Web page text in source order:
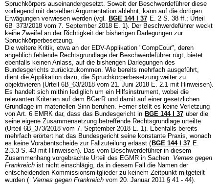
Spruchkörpers auseinandergesetzt. Soweit der Beschwerdeführer diese
vorliegend mit derselben Argumentation ablehnt, kann auf die dortigen
Erwägungen verwiesen werden (vgl. BGE 144 I 37 E. 2 S. 38 ff.; Urteil
6B_373/2018 vom 7. September 2018 E. 1). Der Beschwerdeführer weckt
keine Zweifel an der Richtigkeit der bisherigen Darlegungen zur
Spruchkörperbesetzung.
Die weitere Kritik, etwa an der EDV-Applikation "CompCour", deren
angeblich fehlende Rechtsgrundlage der Beschwerdeführer rügt, bietet
ebenfalls keinen Anlass, auf die bisherigen Darlegungen des
Bundesgerichts zurückzukommen. Wie bereits mehrfach ausgeführt,
dient die Applikation dazu, die Spruchkörperbesetzung weiter zu
objektivieren (Urteil 6B_63/2018 vom 21. Juni 2018 E. 2.1 mit Hinweisen).
Es handelt sich mithin lediglich um ein Hilfsinstrument, wobei die
relevanten Kriterien auf dem BGerR und damit auf einer gesetzlichen
Grundlage im materiellen Sinn beruhen. Ferner stellt es keine Verletzung
von Art. 6 EMRK dar, dass das Bundesgericht in BGE 144 I 37 über die
seine eigene Zusammensetzung betreffende Rechtsgrundlage urteilte
(Urteil 6B_373/2018 vom 7. September 2018 E. 1). Ebenfalls bereits
mehrfach erörtert hat das Bundesgericht seine konstante Praxis, wonach
es keine Vorabentscheide zur Fallzuteilung erlässt ( BGE 144 I 37 E.
2.3.3 S. 43 mit Hinweisen). Das vom Beschwerdeführer in diesem
Zusammenhang vorgebrachte Urteil des EGMR in Sachen Vernes gegen
Frankreich ist nicht einschlägig, da in diesem Fall die Namen der
entscheidenden Kommissionsmitglieder zu keinem Zeitpunkt mitgeteilt
wurden ( Vernes gegen Frankreich vom 20. Januar 2011 § 41 - 44).